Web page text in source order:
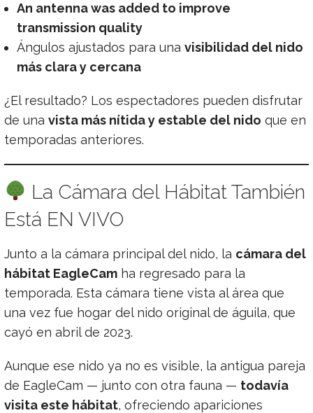
An antenna was added to improve
transmission quality
Ángulos ajustados para una visibilidad del nido
más clara y cercana
¿El resultado? Los espectadores pueden disfrutar
de una vista más nítida y estable del nido que en
temporadas anteriores.
La Cámara del Hábitat También
Está EN VIVO
Junto a la cámara principal del nido, la cámara del
hábitat EagleCam ha regresado para la
temporada. Esta cámara tiene vista al área que
una vez fue hogar del nido original de águila, que
cayó en abril de 2023.
Aunque ese nido ya no es visible, la antigua pareja
de EagleCam — junto con otra fauna — todavía
visita este hábitat, ofreciendo apariciones